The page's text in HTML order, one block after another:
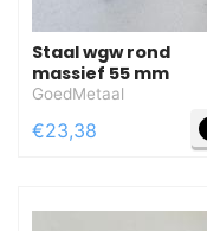
Staal wgw rond
massief 55 mm
GoedMetaal
€23,38